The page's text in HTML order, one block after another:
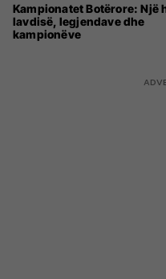
Kampionatet Botërore: Një
lavdisë, legjendave dhe
kampionëve